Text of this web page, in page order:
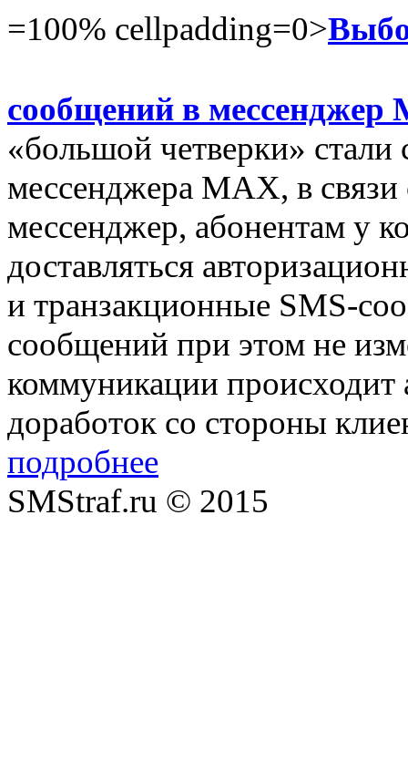
=100% cellpadding=0>
сообщений в мессенджер
«большой четверки» стали
мессенджера MAX, в
мессенджер, абонентам у
доставляться
и транзакционные SMS-
сообщений при этом не
коммуникации происходит
доработок со стороны
подробнее
SMStraf.ru © 2015